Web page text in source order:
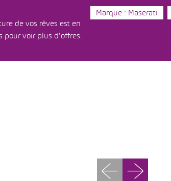
de vos rêves est en
pour voir plus d'offres.
Marque : Maserati